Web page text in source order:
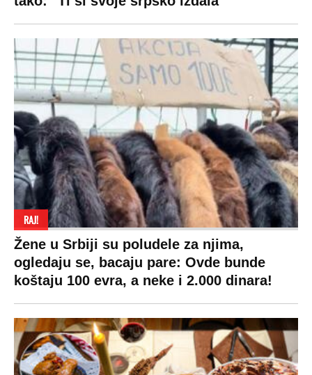
RAJ!
Žene u Srbiji su poludele za njima,
ogledaju se, bacaju pare: Ovde bunde
koštaju 100 evra, a neke i 2.000 dinara!